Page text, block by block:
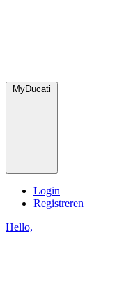
MyDucati
Login
Registreren
Hello,